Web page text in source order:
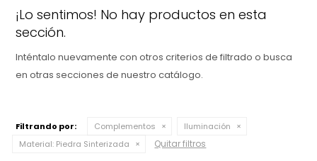
¡Lo sentimos! No hay productos en esta
sección.
Inténtalo nuevamente con otros criterios de filtrado o busca
en otras secciones de nuestro catálogo.
Filtrando por: Complementos
Iluminación
Material: Piedra Sinterizada Quitar filtros